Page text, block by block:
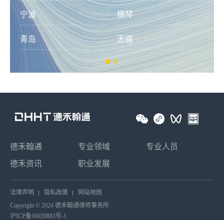
德禾翰通 专业领域
专业人员
德禾资讯
职业发展
Copyright © 2024 德禾翰通律师事务所
沪ICP备16020883号-1
法律声明 隐私政策 网站地图